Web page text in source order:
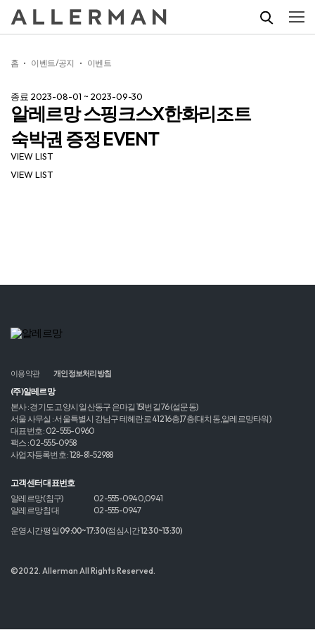
홈 이벤트/공지 이벤트
종료 2023-08-01 ~ 2023-09-30
알레르망 스핑크스X한화리조트
숙박권 증정 EVENT
VIEW LIST
VIEW LIST
이용약관 개인정보처리방침
(주)알레르망
본사 : 경기도 고양시 일산동구 은마길 151번길 76 (설문동)
서울 사무실 : 서울특별시 강남구 테헤란로 412 16층,17층(대치동,알레르망타워)
대표번호 : 02-555-0960
팩스 : 02-555-0958
사업자등록번호 : 128-81-52988
고객센터 대표번호
알레르망 (침구)
02-555-0940,0941
알레르망 침대
02-555-0947
운영시간 평일 09:00~17:30 (점심시간 12:30~13:30)
©2022. Allerman All Rights Reserved.